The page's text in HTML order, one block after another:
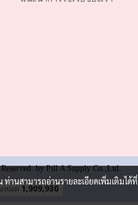
by Pill A Supply Co.,Ltd.
นี้ 1
านสามารถอ่านรายละเอียดเพิ่มเติมได้ที่